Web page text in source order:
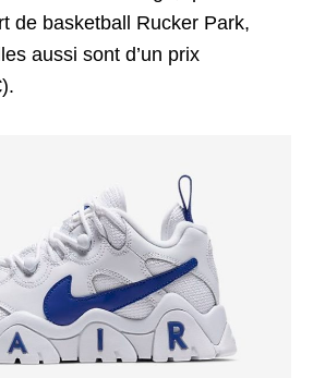
de basketball Rucker Park,
aussi sont d’un prix